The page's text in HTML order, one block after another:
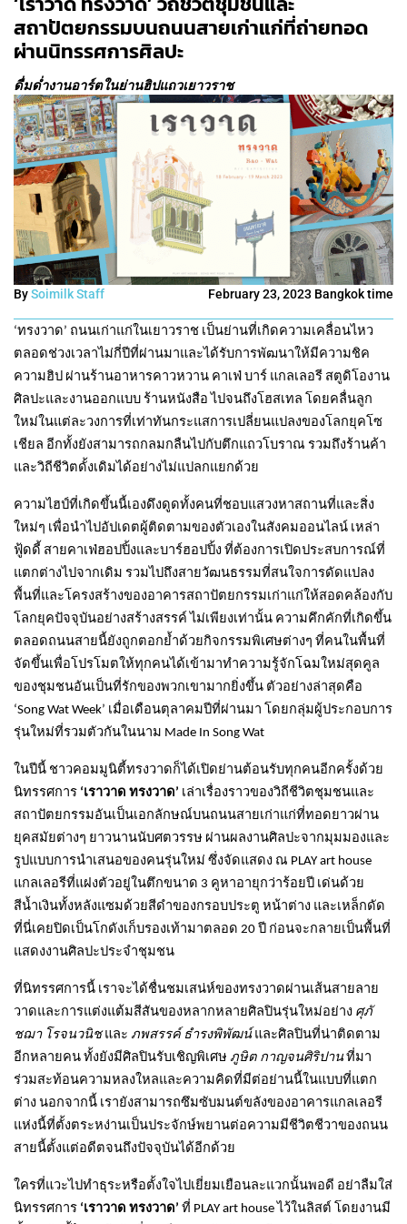
สถาปัตยกรรมบนถนนสายเก่าแก่ที่ถ่ายทอด
ผ่านนิทรรศการศิลปะ
ดื่มด่ำงานอาร์ตในย่านฮิปแถวเยาวราช
BySoimilk Staff February 23, 2023 Bangkok time
‘ทรงวาด’ ถนนเก่าแก่ในเยาวราช เป็นย่านที่เกิดความเคลื่อนไหว
ตลอดช่วงเวลาไม่กี่ปีที่ผ่านมาและได้รับการพัฒนาให้มีความชิค
ความฮิป ผ่านร้านอาหารคาวหวาน คาเฟ่ บาร์ แกลเลอรี สตูดิโองาน
ศิลปะและงานออกแบบ ร้านหนังสือ ไปจนถึงโฮสเทล โดยคลื่นลูก
ใหม่ในแต่ละวงการที่เท่าทันกระแสการเปลี่ยนแปลงของโลกยุคโซ
เชียล อีกทั้งยังสามารถกลมกลืนไปกับตึกแถวโบราณ รวมถึงร้านค้า
และวิถีชีวิตดั้งเดิมได้อย่างไม่แปลกแยกด้วย
ความไฮป์ที่เกิดขึ้นนี้เองดึงดูดทั้งคนที่ชอบแสวงหาสถานที่และสิ่ง
ใหม่ๆ เพื่อนำไปอัปเดตผู้ติดตามของตัวเองในสังคมออนไลน์ เหล่า
ฟู้ดดี้ สายคาเฟ่ฮอปปิ้งและบาร์ฮอปปิ้ง ที่ต้องการเปิดประสบการณ์ที่
แตกต่างไปจากเดิม รวมไปถึงสายวัฒนธรรมที่สนใจการดัดแปลง
พื้นที่และโครงสร้างของอาคารสถาปัตยกรรมเก่าแก่ให้สอดคล้องกับ
โลกยุคปัจจุบันอย่างสร้างสรรค์ ไม่เพียงเท่านั้น ความคึกคักที่เกิดขึ้น
ตลอดถนนสายนี้ยังถูกตอกย้ำด้วยกิจกรรมพิเศษต่างๆ ที่คนในพื้นที่
จัดขึ้นเพื่อโปรโมตให้ทุกคนได้เข้ามาทำความรู้จักโฉมใหม่สุดคูล
ของชุมชนอันเป็นที่รักของพวกเขามากยิ่งขึ้น ตัวอย่างล่าสุดคือ
‘Song Wat Week’ เมื่อเดือนตุลาคมปีที่ผ่านมา โดยกลุ่มผู้ประกอบการ
รุ่นใหม่ที่รวมตัวกันในนาม Made In Song Wat
ในปีนี้ ชาวคอมมูนิตี้ทรงวาดก็ได้เปิดย่านต้อนรับทุกคนอีกครั้งด้วย
นิทรรศการ ‘เราวาด ทรงวาด’ เล่าเรื่องราวของวิถีชีวิตชุมชนและ
สถาปัตยกรรมอันเป็นเอกลักษณ์บนถนนสายเก่าแก่ที่ทอดยาวผ่าน
ยุคสมัยต่างๆ ยาวนานนับศตวรรษ ผ่านผลงานศิลปะจากมุมมองและ
รูปแบบการนำเสนอของคนรุ่นใหม่ ซึ่งจัดแสดง ณ PLAY art house
แกลเลอรีที่แฝงตัวอยู่ในตึกขนาด 3 คูหาอายุกว่าร้อยปี เด่นด้วย
สีน้ำเงินทั้งหลังแซมด้วยสีดำของกรอบประตู หน้าต่าง และเหล็กดัด
ที่นี่เคยปิดเป็นโกดังเก็บรองเท้ามาตลอด 20 ปี ก่อนจะกลายเป็นพื้นที่
แสดงงานศิลปะประจำชุมชน
ที่นิทรรศการนี้ เราจะได้ชื่นชมเสน่ห์ของทรงวาดผ่านเส้นสายลาย
วาดและการแต่งแต้มสีสันของหลากหลายศิลปินรุ่นใหม่อย่าง ศุภั
ชฌา โรจนวนิชและ ภพสรรค์ ธำรงพิพัฒน์ และศิลปินที่น่าติดตาม
อีกหลายคน ทั้งยังมีศิลปินรับเชิญพิเศษ ภูษิต กาญจนศิริปาน ที่มา
ร่วมสะท้อนความหลงใหลและความคิดที่มีต่อย่านนี้ในแบบที่แตก
ต่าง นอกจากนี้ เรายังสามารถซึมซับมนต์ขลังของอาคารแกลเลอรี
แห่งนี้ที่ตั้งตระหง่านเป็นประจักษ์พยานต่อความมีชีวิตชีวาของถนน
สายนี้ตั้งแต่อดีตจนถึงปัจจุบันได้อีกด้วย
ใครที่แวะไปทำธุระหรือตั้งใจไปเยี่ยมเยือนละแวกนั้นพอดี อย่าลืมใส่
นิทรรศการ ‘เราวาด ทรงวาด’ ที่ PLAY art house ไว้ในลิสต์ โดยงานมี